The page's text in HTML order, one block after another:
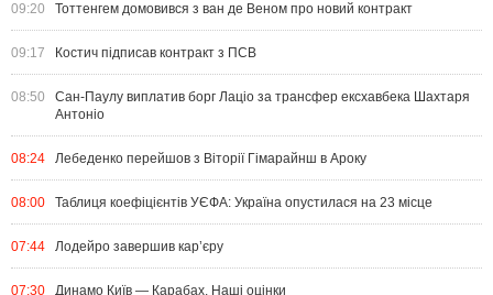
09:20 Тоттенгем домовився з ван де Веном про новий контракт
09:17 Костич підписав контракт з ПСВ
08:50
Сан-Паулу виплатив борг Лаціо за трансфер ексхавбека Шахтаря
Антоніо
08:24 Лебеденко перейшов з Віторії Гімарайнш в Ароку
08:00 Таблиця коефіцієнтів УЄФА: Україна опустилася на 23 місце
07:44 Лодейро завершив кар’єру
07:30 Динамо Київ — Карабах. Наші оцінки